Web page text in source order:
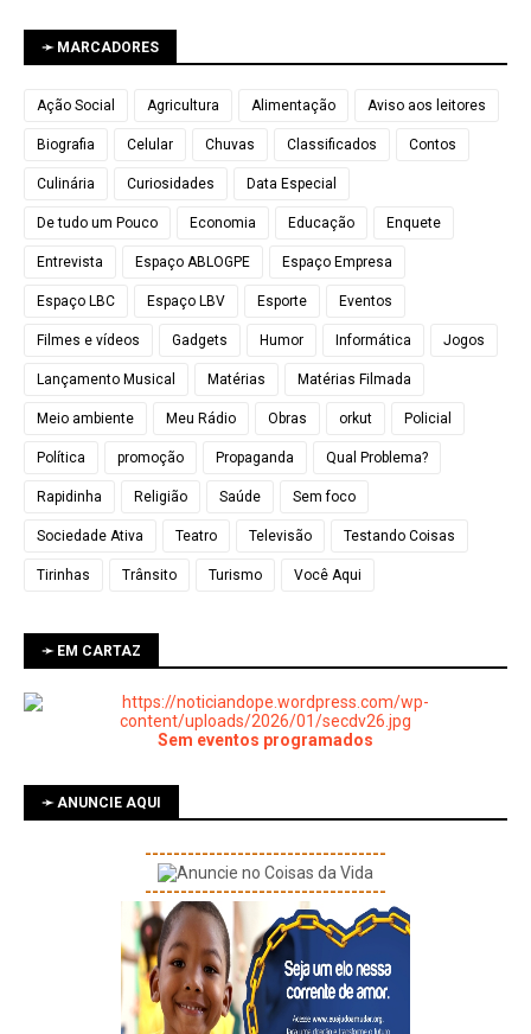
➛ MARCADORES
Ação Social Agricultura Alimentação Aviso aos leitores
Biografia Celular Chuvas Classificados Contos
Culinária Curiosidades Data Especial
De tudo um Pouco Economia Educação Enquete
Entrevista Espaço ABLOGPE Espaço Empresa
Espaço LBC Espaço LBV Esporte Eventos
Filmes e vídeos Gadgets Humor Informática Jogos
Lançamento Musical Matérias Matérias Filmada
Meio ambiente Meu Rádio Obras orkut Policial
Política promoção Propaganda Qual Problema?
Rapidinha Religião Saúde Sem foco
Sociedade Ativa Teatro Televisão Testando Coisas
Tirinhas Trânsito Turismo Você Aqui
➛ EM CARTAZ
Sem eventos programados
➛ ANUNCIE AQUI
----------------------------------
----------------------------------